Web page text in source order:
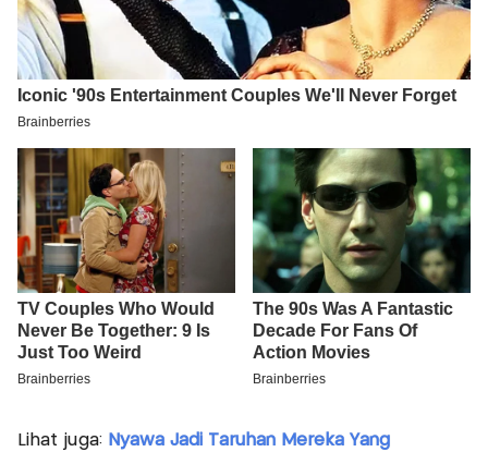
Lihat juga: Nyawa Jadi Taruhan Mereka Yang